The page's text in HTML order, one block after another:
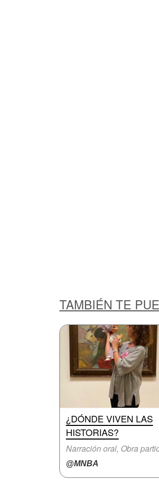
TAMBIÉN TE
¿DÓNDE VIVEN LAS
HISTORIAS?
@MNBA